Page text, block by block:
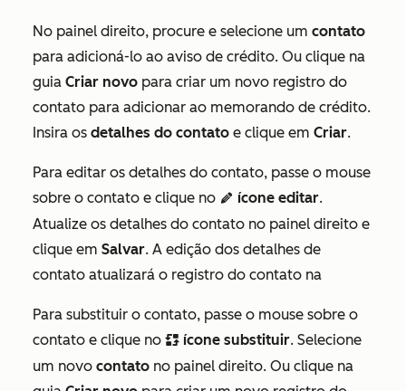
No painel direito, procure e selecione um contato
para adicioná-lo ao aviso de crédito. Ou clique na
guia Criar novo para criar um novo registro do
contato para adicionar ao memorando de crédito.
Insira os detalhes do contato e clique em Criar.
Para editar os detalhes do contato, passe o mouse
sobre o contato e clique no edit ícone editar.
Atualize os detalhes do contato no painel direito e
clique em Salvar. A edição dos detalhes de
contato atualizará o registro do contato na
Para substituir o contato, passe o mouse sobre o
contato e clique no replace ícone substituir. Selecione
um novo contato no painel direito. Ou clique na